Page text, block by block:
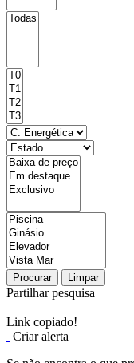
Procurar Limpar
Partilhar pesquisa
Link copiado!
Criar alerta